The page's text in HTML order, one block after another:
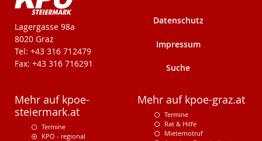
KPÖ-Steiermark
Lagergasse 98a
8020 Graz
Tel: +43 316 712479
Fax: +43 316 716291
Datenschutz
Impressum
Suche
Mehr auf kpoe-
steiermark.at
Termine
KPÖ - regional
Mehr auf kpoe-graz.at
Termine
Rat & Hilfe
Mieternotruf